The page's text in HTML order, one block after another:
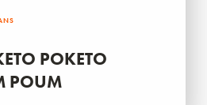
POKETO
POUM